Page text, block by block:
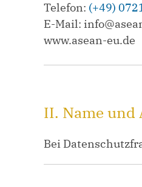
Telefon: (+49)
E-Mail:
www.asean-eu.de
II. Name und
Bei